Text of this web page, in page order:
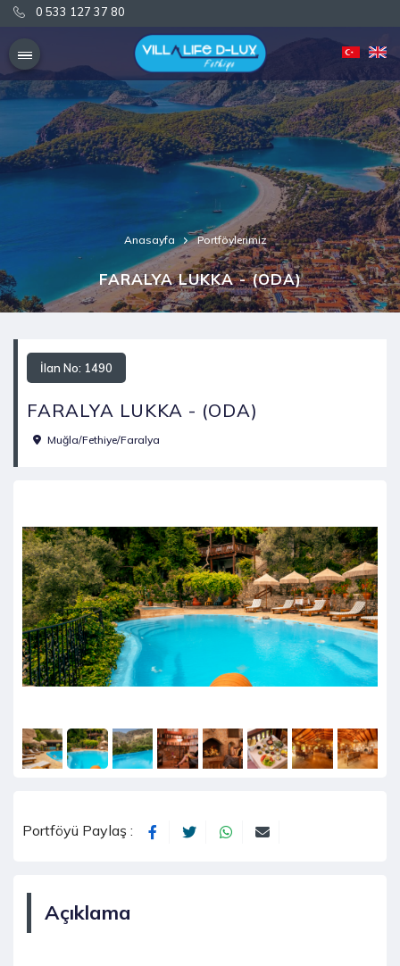
0 533 127 37 80
0 533 127 37 80
Anasayfa Portföylerimiz
FARALYA LUKKA - (ODA)
İlan No: 1490
FARALYA LUKKA - (ODA)
Muğla/Fethiye/Faralya
Portföyü Paylaş :
Açıklama